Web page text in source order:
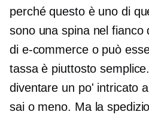
perché questo è uno di
sono una spina nel fianco
di e-commerceo può
tassa è piuttosto
diventare un po' intricato
sai o meno. Ma la